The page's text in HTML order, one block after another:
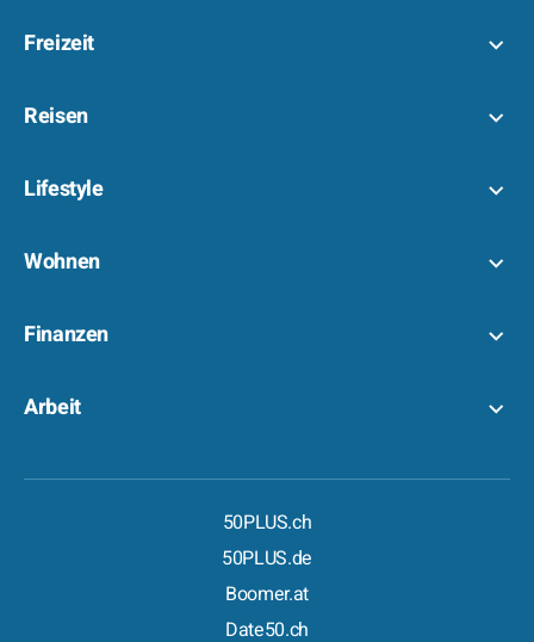
Freizeit
Reisen
Lifestyle
Wohnen
Finanzen
Arbeit
50PLUS.ch
50PLUS.de
Boomer.at
Date50.ch